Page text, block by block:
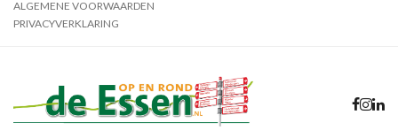
ALGEMENE VOORWAARDEN
PRIVACYVERKLARING